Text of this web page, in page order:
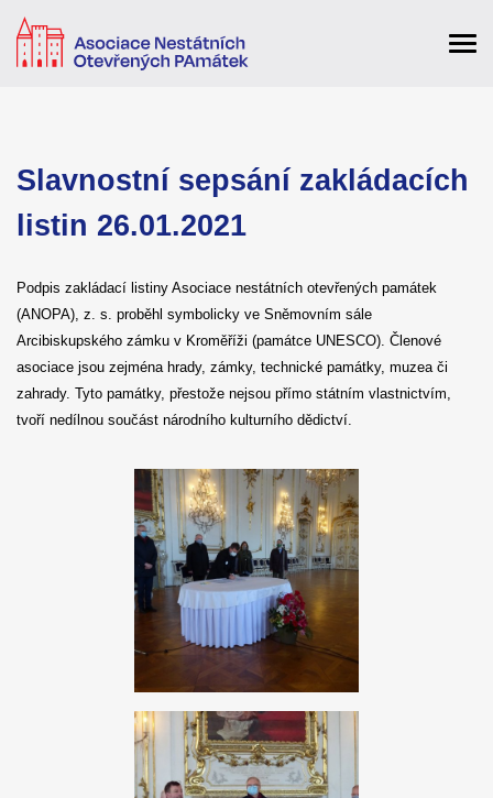
Slavnostní sepsání zakládacích
listin 26.01.2021
Podpis zakládací listiny Asociace nestátních otevřených památek
(ANOPA), z. s. proběhl symbolicky ve Sněmovním sále
Arcibiskupského zámku v Kroměříži (památce UNESCO). Členové
asociace jsou zejména hrady, zámky, technické památky, muzea či
zahrady. Tyto památky, přestože nejsou přímo státním vlastnictvím,
tvoří nedílnou součást národního kulturního dědictví.